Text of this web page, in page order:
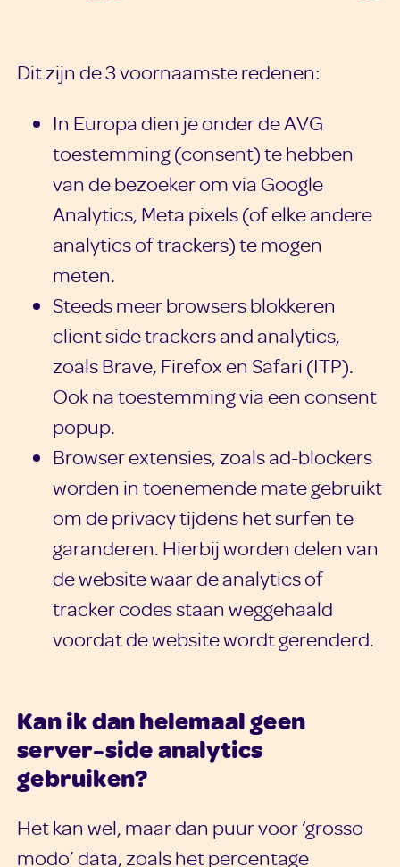
Dit zijn de 3 voornaamste redenen:
In Europa dien je onder de AVG
toestemming (consent) te hebben
van de bezoeker om via Google
Analytics, Meta pixels (of elke andere
analytics of trackers) te mogen
meten.
Steeds meer browsers blokkeren
client side trackers and analytics,
zoals Brave, Firefox en Safari (ITP).
Ook na toestemming via een consent
popup.
Browser extensies, zoals ad-blockers
worden in toenemende mate gebruikt
om de privacy tijdens het surfen te
garanderen. Hierbij worden delen van
de website waar de analytics of
tracker codes staan weggehaald
voordat de website wordt gerenderd.
Kan ik dan helemaal geen
server-side analytics
gebruiken?
Het kan wel, maar dan puur voor ‘grosso
modo’ data, zoals het percentage